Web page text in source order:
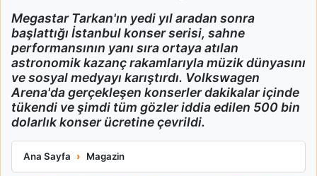
Megastar Tarkan'ın yedi yıl aradan sonra
başlattığı İstanbul konser serisi, sahne
performansının yanı sıra ortaya atılan
astronomik kazanç rakamlarıyla müzik dünyasını
ve sosyal medyayı karıştırdı. Volkswagen
Arena'da gerçekleşen konserler dakikalar içinde
tükendi ve şimdi tüm gözler iddia edilen 500 bin
dolarlık konser ücretine çevrildi.
Ana Sayfa Magazin
Tarkan'ın İstanbul Konserleri 500 Bin Dolar İddiasıyla